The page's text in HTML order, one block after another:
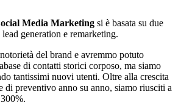
Media Marketing si è basata su due
generation e remarketing.
del brand e avremmo potuto
di contatti storici corposo, ma siamo
tantissimi nuovi utenti. Oltre alla crescita
di preventivo anno su anno, siamo riusciti a